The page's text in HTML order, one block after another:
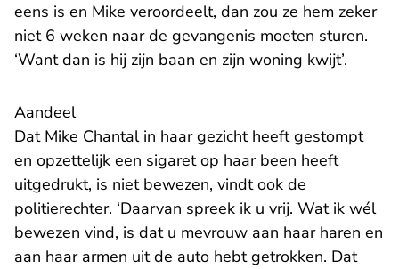
eens is en Mike veroordeelt, dan zou ze hem zeker
niet 6 weken naar de gevangenis moeten sturen.
‘Want dan is hij zijn baan en zijn woning kwijt’.
Aandeel
Dat Mike Chantal in haar gezicht heeft gestompt
en opzettelijk een sigaret op haar been heeft
uitgedrukt, is niet bewezen, vindt ook de
politierechter. ‘Daarvan spreek ik u vrij. Wat ik wél
bewezen vind, is dat u mevrouw aan haar haren en
aan haar armen uit de auto hebt getrokken. Dat